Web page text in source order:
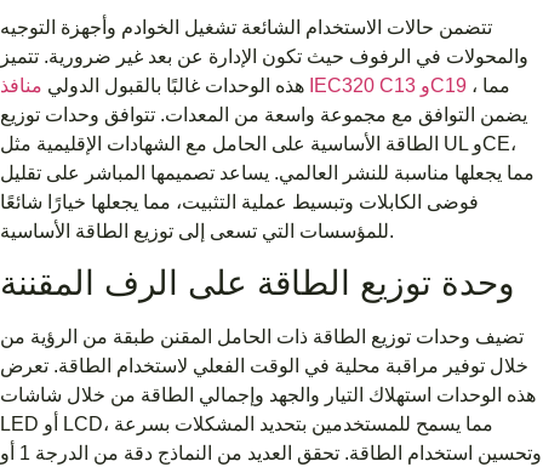
تتضمن حالات الاستخدام الشائعة تشغيل الخوادم وأجهزة التوجيه
والمحولات في الرفوف حيث تكون الإدارة عن بعد غير ضرورية. تتميز
هذه الوحدات غالبًا بالقبول الدولي
منافذ IEC320 C13 وC19 ، مما
يضمن التوافق مع مجموعة واسعة من المعدات. تتوافق وحدات توزيع
الطاقة الأساسية على الحامل مع الشهادات الإقليمية مثل UL وCE،
مما يجعلها مناسبة للنشر العالمي. يساعد تصميمها المباشر على تقليل
فوضى الكابلات وتبسيط عملية التثبيت، مما يجعلها خيارًا شائعًا
للمؤسسات التي تسعى إلى توزيع الطاقة الأساسية.
وحدة توزيع الطاقة على الرف المقننة
تضيف وحدات توزيع الطاقة ذات الحامل المقنن طبقة من الرؤية من
خلال توفير مراقبة محلية في الوقت الفعلي لاستخدام الطاقة. تعرض
هذه الوحدات استهلاك التيار والجهد وإجمالي الطاقة من خلال شاشات
LED أو LCD، مما يسمح للمستخدمين بتحديد المشكلات بسرعة
وتحسين استخدام الطاقة. تحقق العديد من النماذج دقة من الدرجة 1 أو